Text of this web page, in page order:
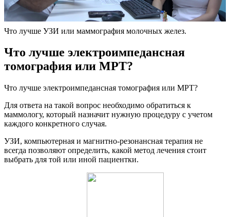
Что лучше УЗИ или маммография молочных желез.
Что лучше электроимпедансная
томография или МРТ?
Что лучше электроимпедансная томография или МРТ?
Для ответа на такой вопрос необходимо обратиться к
маммологу, который назначит нужную процедуру с учетом
каждого конкретного случая.
УЗИ, компьютерная и магнитно-резонансная терапия не
всегда позволяют определить, какой метод лечения стоит
выбрать для той или иной пациентки.